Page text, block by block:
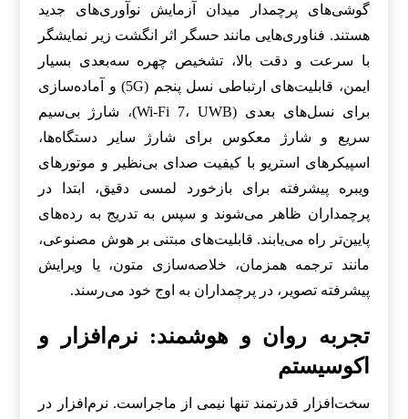
گوشی‌های پرچمدار میدان آزمایش نوآوری‌های جدید
هستند. فناوری‌هایی مانند حسگر اثر انگشت زیر نمایشگر
با سرعت و دقت بالا، تشخیص چهره سه‌بعدی بسیار
ایمن، قابلیت‌های ارتباطی نسل پنجم (5G) و آماده‌سازی
برای نسل‌های بعدی (Wi-Fi 7، UWB)، شارژ بی‌سیم
سریع و شارژ معکوس برای شارژ سایر دستگاه‌ها،
اسپیکرهای استریو با کیفیت صدای بی‌نظیر و موتورهای
ویبره پیشرفته برای بازخورد لمسی دقیق، ابتدا در
پرچمداران ظاهر می‌شوند و سپس به تدریج به رده‌های
پایین‌تر راه می‌یابند. قابلیت‌های مبتنی بر هوش مصنوعی،
مانند ترجمه همزمان، خلاصه‌سازی متون، یا ویرایش
پیشرفته تصویر، در پرچمداران به اوج خود می‌رسند.
تجربه روان و هوشمند: نرم‌افزار و
اکوسیستم
سخت‌افزار قدرتمند تنها نیمی از ماجراست. نرم‌افزار در